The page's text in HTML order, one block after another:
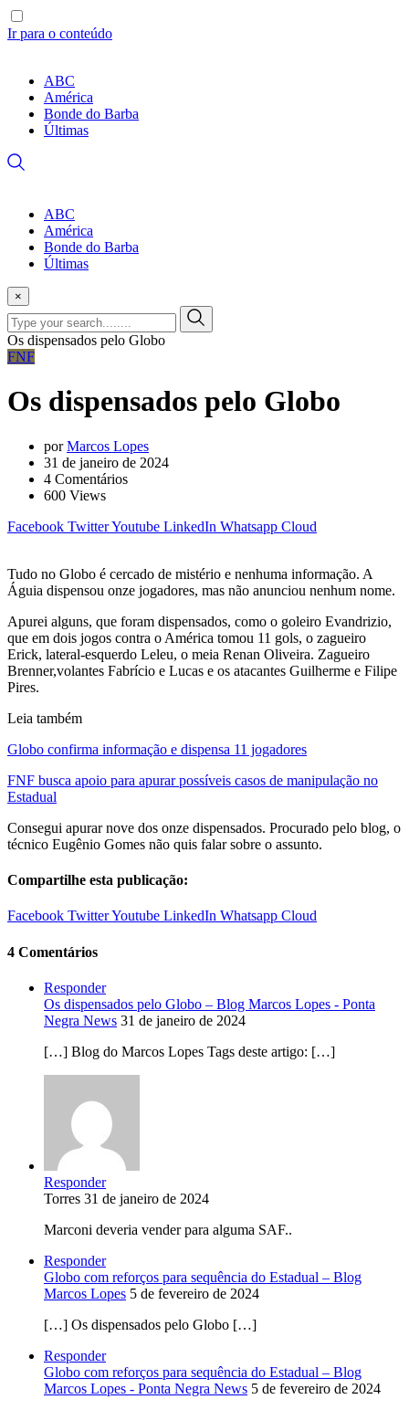
Ir para o conteúdo
ABC
América
Bonde do Barba
Últimas
ABC
América
Bonde do Barba
Últimas
×
Os dispensados pelo Globo
FNF
Os dispensados pelo Globo
porMarcos Lopes
31 de janeiro de 2024
4 Comentários
600 Views
Facebook TwitterYoutube LinkedIn Whatsapp Cloud
Tudo no Globo é cercado de mistério e nenhuma informação. A
Águia dispensou onze jogadores, mas não anunciou nenhum nome.
Apurei alguns, que foram dispensados, como o goleiro Evandrizio,
que em dois jogos contra o América tomou 11 gols, o zagueiro
Erick, lateral-esquerdo Leleu, o meia Renan Oliveira. Zagueiro
Brenner,volantes Fabrício e Lucas e os atacantes Guilherme e Filipe
Pires.
Leia também
Globo confirma informação e dispensa 11 jogadores
FNF busca apoio para apurar possíveis casos de manipulação no
Estadual
Consegui apurar nove dos onze dispensados. Procurado pelo blog, o
técnico Eugênio Gomes não quis falar sobre o assunto.
Compartilhe esta publicação:
Facebook TwitterYoutube LinkedIn Whatsapp Cloud
4 Comentários
Responder
Os dispensados pelo Globo – Blog Marcos Lopes - Ponta
Negra News 31 de janeiro de 2024
[…] Blog do Marcos Lopes Tags deste artigo: […]
Responder
Torres 31 de janeiro de 2024
Marconi deveria vender para alguma SAF..
Responder
Globo com reforços para sequência do Estadual – Blog
Marcos Lopes 5 de fevereiro de 2024
[…] Os dispensados pelo Globo […]
Responder
Globo com reforços para sequência do Estadual – Blog
Marcos Lopes - Ponta Negra News 5 de fevereiro de 2024